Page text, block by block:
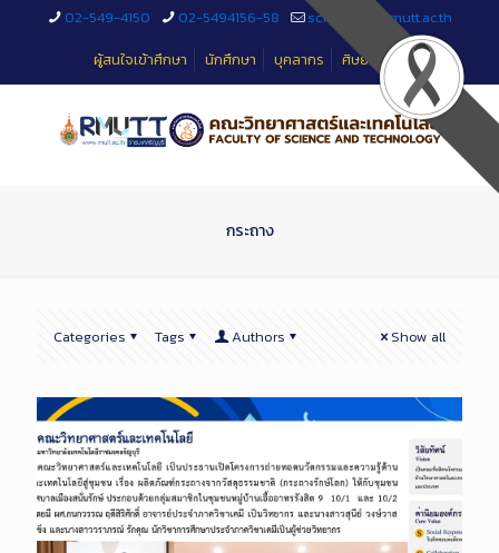
02-549-4150 02-5494156-58
sciteched@rmutt.ac.th
ผู้สนใจเข้าศึกษา
นักศึกษา บุคลากร ศิษย์เก่า
กระถาง
Categories Tags Authors Show all